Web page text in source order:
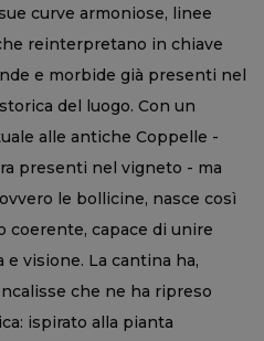
curve armoniose, linee
reinterpretano in chiave
e morbide già presenti nel
del luogo. Con un
alle antiche Coppelle -
presenti nel vigneto - ma
le bollicine, nasce così
capace di unire
visione. La cantina ha,
che ne ha ripreso
ispirato alla pianta